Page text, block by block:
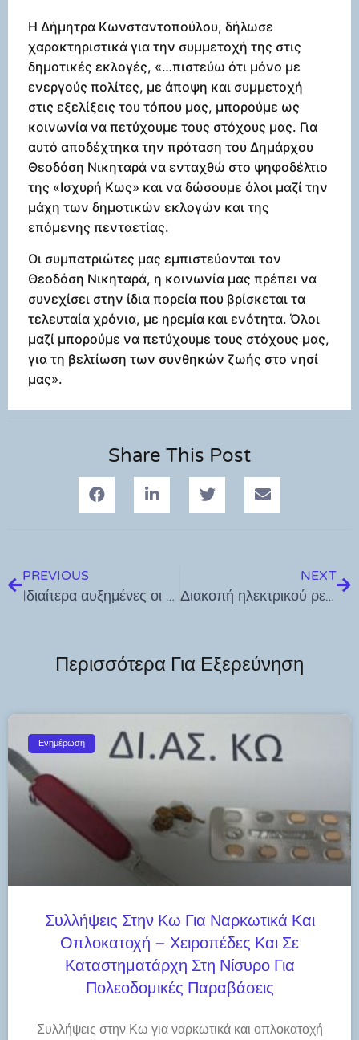
Η Δήμητρα Κωνσταντοπούλου, δήλωσε
χαρακτηριστικά για την συμμετοχή της στις
δημοτικές εκλογές, «…πιστεύω ότι μόνο με
ενεργούς πολίτες, με άποψη και συμμετοχή
στις εξελίξεις του τόπου μας, μπορούμε ως
κοινωνία να πετύχουμε τους στόχους μας. Για
αυτό αποδέχτηκα την πρόταση του Δημάρχου
Θεοδόση Νικηταρά να ενταχθώ στο ψηφοδέλτιο
της «Ισχυρή Κως» και να δώσουμε όλοι μαζί την
μάχη των δημοτικών εκλογών και της
επόμενης πενταετίας.
Οι συμπατριώτες μας εμπιστεύονται τον
Θεοδόση Νικηταρά, η κοινωνία μας πρέπει να
συνεχίσει στην ίδια πορεία που βρίσκεται τα
τελευταία χρόνια, με ηρεμία και ενότητα. Όλοι
μαζί μπορούμε να πετύχουμε τους στόχους μας,
για τη βελτίωση των συνθηκών ζωής στο νησί
μας».
Share This Post
PREVIOUS
Iδιαίτερα αυξημένες οι μεταναστευτικές ροές στην Κω – Πάνω από 1.500 άτομα στο hot spot Πυλίου
NEXT
Διακοπή ηλεκτρικού ρεύματος την 25-08-2023
Περισσότερα Για Εξερεύνηση
Ενημέρωση
Συλλήψεις Στην Κω Για Ναρκωτικά Και
Οπλοκατοχή – Χειροπέδες Και Σε
Καταστηματάρχη Στη Νίσυρο Για
Πολεοδομικές Παραβάσεις
Συλλήψεις στην Κω για ναρκωτικά και οπλοκατοχή